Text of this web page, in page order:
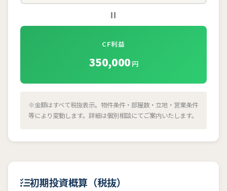
CF利益
350,000 円
※金額はすべて税抜表示。物件条件・部屋数・立地・営業条件
等により変動します。詳細は個別相談にてご案内いたします。
初期投資概算（税抜）